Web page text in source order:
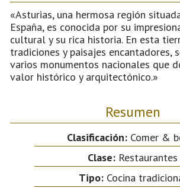
«Asturias, una hermosa región
España, es conocida por su
cultural y su rica historia. En esta
tradiciones y paisajes encantadores,
varios monumentos nacionales que
valor histórico y arquitectónico.»
Resumen
Clasificación: Comer &
Clase: Restaurantes
Tipo:Cocina